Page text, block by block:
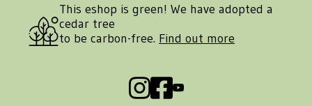
This eshop is green! We have adopted a
cedar tree
to be carbon-free. Find out more